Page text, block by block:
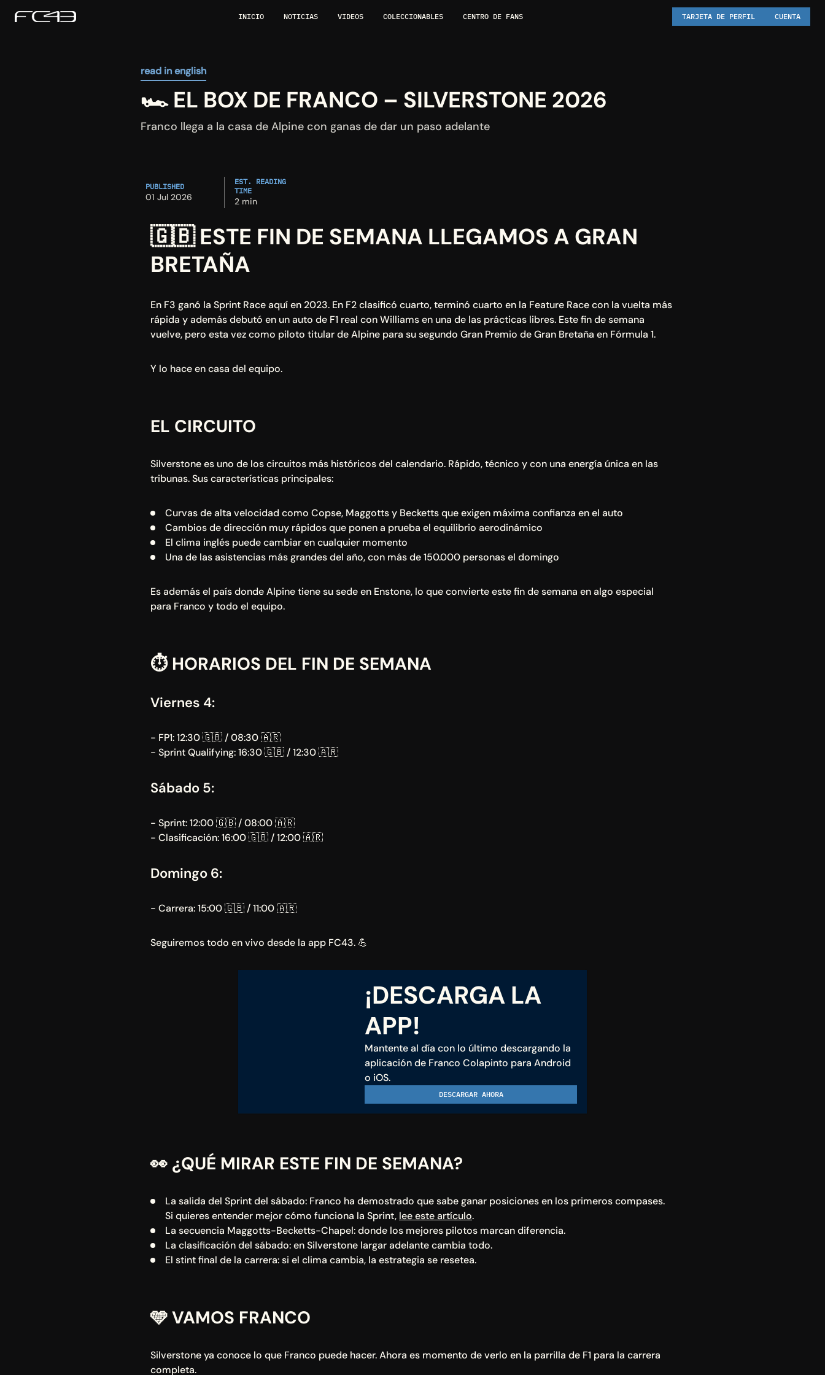
INICIO NOTICIAS VIDEOS COLECCIONABLES CENTRO DE FANS TARJETA DE PERFIL CUENTA
read in english
🏎️ EL BOX DE FRANCO – SILVERSTONE 2026
Franco llega a la casa de Alpine con ganas de dar un paso adelante
PUBLISHED
01 Jul 2026
EST. READING
TIME
2 min
🇬🇧 ESTE FIN DE SEMANA LLEGAMOS A GRAN
BRETAÑA
En F3 ganó la Sprint Race aquí en 2023. En F2 clasificó cuarto, terminó cuarto en la Feature Race con la vuelta más
rápida y además debutó en un auto de F1 real con Williams en una de las prácticas libres. Este fin de semana
vuelve, pero esta vez como piloto titular de Alpine para su segundo Gran Premio de Gran Bretaña en Fórmula 1.
Y lo hace en casa del equipo.
EL CIRCUITO
Silverstone es uno de los circuitos más históricos del calendario. Rápido, técnico y con una energía única en las
tribunas. Sus características principales:
Curvas de alta velocidad como Copse, Maggotts y Becketts que exigen máxima confianza en el auto
Cambios de dirección muy rápidos que ponen a prueba el equilibrio aerodinámico
El clima inglés puede cambiar en cualquier momento
Una de las asistencias más grandes del año, con más de 150.000 personas el domingo
Es además el país donde Alpine tiene su sede en Enstone, lo que convierte este fin de semana en algo especial
para Franco y todo el equipo.
⏱️ HORARIOS DEL FIN DE SEMANA
Viernes 4:
- FP1: 12:30 🇬🇧 / 08:30 🇦🇷
- Sprint Qualifying: 16:30 🇬🇧 / 12:30 🇦🇷
Sábado 5:
- Sprint: 12:00 🇬🇧 / 08:00 🇦🇷
- Clasificación: 16:00 🇬🇧 / 12:00 🇦🇷
Domingo 6:
- Carrera: 15:00 🇬🇧 / 11:00 🇦🇷
Seguiremos todo en vivo desde la app FC43. 💪
¡DESCARGA LA
APP!
Mantente al día con lo último descargando la
aplicación de Franco Colapinto para Android
o iOS.
DESCARGAR AHORA
👀 ¿QUÉ MIRAR ESTE FIN DE SEMANA?
La salida del Sprint del sábado: Franco ha demostrado que sabe ganar posiciones en los primeros compases.
Si quieres entender mejor cómo funciona la Sprint, lee este artículo.
La secuencia Maggotts-Becketts-Chapel: donde los mejores pilotos marcan diferencia.
La clasificación del sábado: en Silverstone largar adelante cambia todo.
El stint final de la carrera: si el clima cambia, la estrategia se resetea.
🩵 VAMOS FRANCO
Silverstone ya conoce lo que Franco puede hacer. Ahora es momento de verlo en la parrilla de F1 para la carrera
completa.